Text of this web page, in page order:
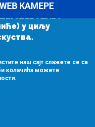
WEB КАМЕРЕ
ТЕМПЕРАТУРА
КОНТАКТ
ЈАВНЕ НАБАВКЕ
у циљу
наш сајт слажете се са
колачића можете